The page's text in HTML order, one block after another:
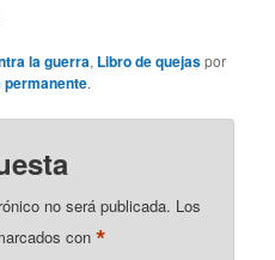
la guerra, Libro de quejaspor
permanente.
no será publicada. Los
con*